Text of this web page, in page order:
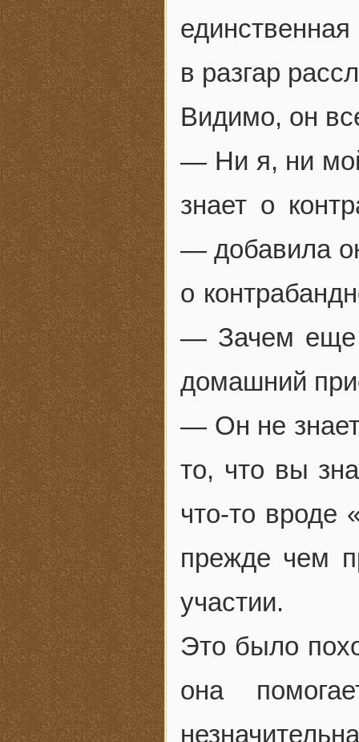
в разгар
Видимо, он
— Ни я, ни
знает о
— добавила
о
— Зачем еще
домашний
— Он не
то, что вы
что-то вроде
прежде чем
участии.
Это было
она